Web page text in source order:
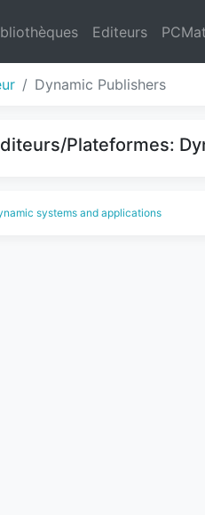
Editeurs
Dynamic Publishers
Plateformes:
systems and applications